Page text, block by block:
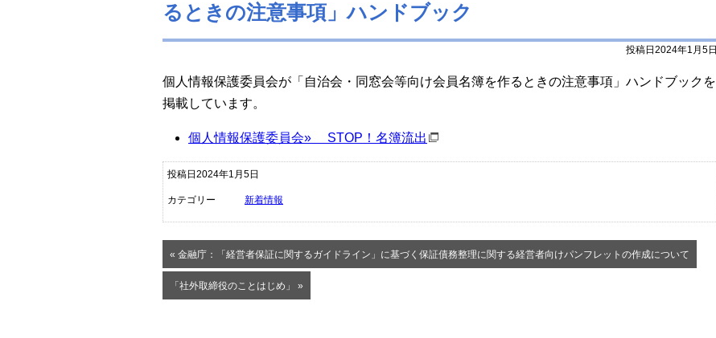
るときの注意事項」ハンドブック
投稿日2024年1月5日
個人情報保護委員会が「自治会・同窓会等向け会員名簿を作るときの注意事項」ハンドブックを
掲載しています。
個人情報保護委員会» STOP！名簿流出
投稿日2024年1月5日
カテゴリー 新着情報
« 金融庁：「経営者保証に関するガイドライン」に基づく保証債務整理に関する経営者向けパンフレットの作成について
「社外取締役のことはじめ」 »